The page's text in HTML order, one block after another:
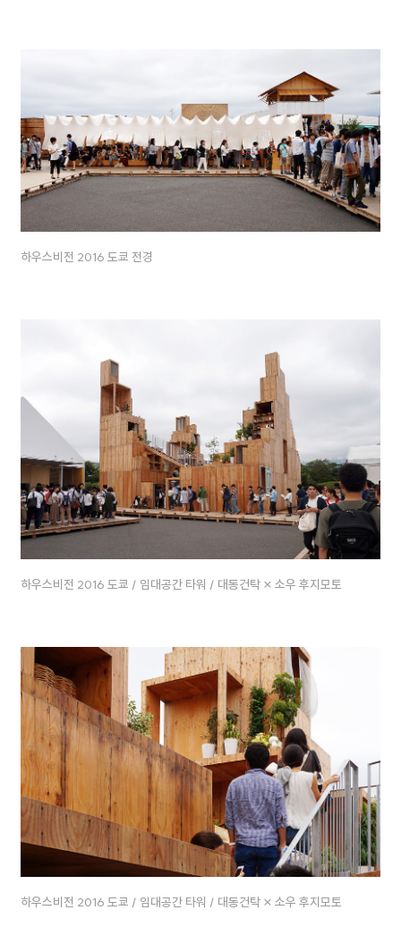
하우스비전 2016 도쿄 전경
하우스비전 2016 도쿄 / 임대공간 타워 / 대동건탁 × 소우 후지모토
하우스비전 2016 도쿄 / 임대공간 타워 / 대동건탁 × 소우 후지모토